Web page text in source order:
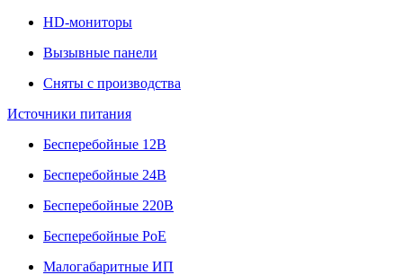
HD-мониторы
Вызывные панели
Сняты с производства
Источники питания
Бесперебойные 12В
Бесперебойные 24В
Бесперебойные 220В
Бесперебойные PoE
Малогабаритные ИП